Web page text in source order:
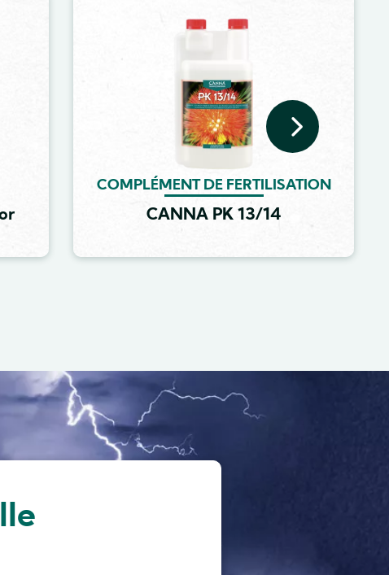
COMPLÉMENT DE FERTILISATION
CANNA PK 13/14